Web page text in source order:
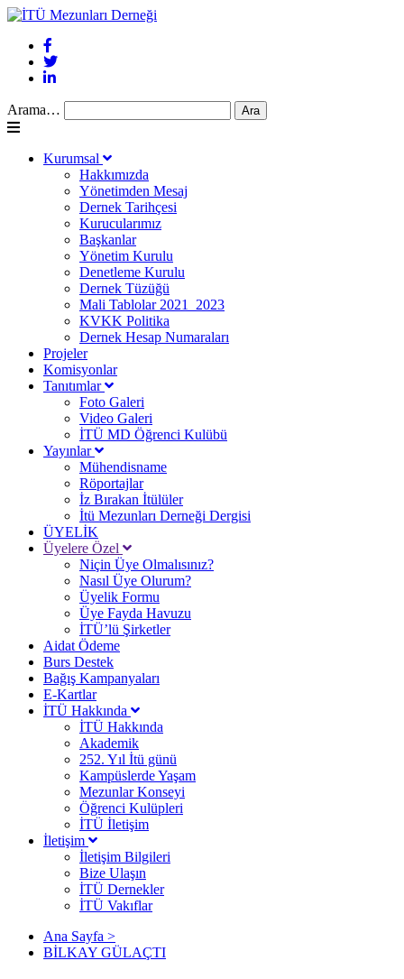
Arama…
Kurumsal
Hakkımızda
Yönetimden Mesaj
Dernek Tarihçesi
Kurucularımız
Başkanlar
Yönetim Kurulu
Denetleme Kurulu
Dernek Tüzüğü
Mali Tablolar 2021_2023
KVKK Politika
Dernek Hesap Numaraları
Projeler
Komisyonlar
Tanıtımlar
Foto Galeri
Video Galeri
İTÜ MD Öğrenci Kulübü
Yayınlar
Mühendisname
Röportajlar
İz Bırakan İtülüler
İtü Mezunları Derneği Dergisi
ÜYELİK
Üyelere Özel
Niçin Üye Olmalısınız?
Nasıl Üye Olurum?
Üyelik Formu
Üye Fayda Havuzu
İTÜ’lü Şirketler
Aidat Ödeme
Burs Destek
Bağış Kampanyaları
E-Kartlar
İTÜ Hakkında
İTÜ Hakkında
Akademik
252. Yıl İtü günü
Kampüslerde Yaşam
Mezunlar Konseyi
Öğrenci Kulüpleri
İTÜ İletişim
İletişim
İletişim Bilgileri
Bize Ulaşın
İTÜ Dernekler
İTÜ Vakıflar
Ana Sayfa >
BİLKAY GÜLAÇTI